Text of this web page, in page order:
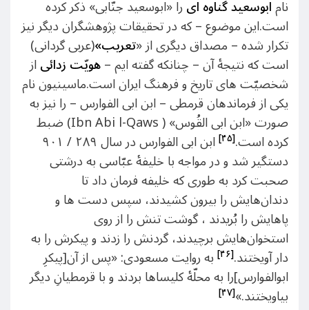
نامابوسعید گناوه ایرا «ابوسعید جنّابی» ذکر کرده
است.این موضوع – که در تحقیقات پژوهشگران دیگر نیز
تکرار شده – مصداق دیگری از «تعریب»(عربی گردانی)
است که نتیجۀ آن – چنانکه گفته ایم –هویّت زدائیاز
شخصیّت های تاریخ و فرهنگ ایران است.ماسینیون نام
یکی از فرماندهان قرمطی – ابن ابی الفوارس – را نیز به
صورت «ابن ابی القُوس» ( Ibn Abi l-Qaws) ضبط
کرده است.[۴۵] ابن ابی الفوارس در سال ۲۸۹ / ۹۰۱
دستگیر شد و در مواجه با خلیفۀ عبّاسی به درشتی
صحبت کرد به طوری که خلیفه فرمان داد تا
دندان‌هایش را بیرون کشیدند، سپس دست ها و
پاهایش را بُریدند ، گوشت‌ تنش را از روی
استخوان‌هایش برچیدند، گردنش را زدند و پیکرش را به
دار آویختند.[۴۶] به روایت مسعودی: «پس از آن[پیکرِ
ابوالفوارس]را به محلّۀ کلیساها بردند و با قرمطیانِ دیگر
بیاویختند.»[۴۷]